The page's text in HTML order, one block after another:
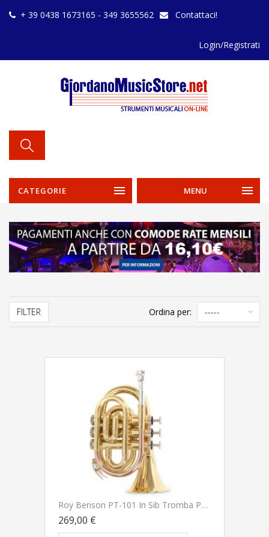
+ 39 0438 1673165 - 349 3655562 Contattaci!
Login/Registrati
CATEGORIE MENU
FILTER Ordina per:
Roy Benson PT-101 In Sib Tromba Pocket
269,00 €